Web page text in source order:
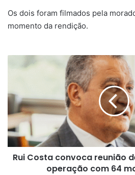
Os dois foram filmados pela
momento da rendição.
Costa
reunião
de
emergência
após
operação
com
64Rui Costa convoca reunião
operação com 64